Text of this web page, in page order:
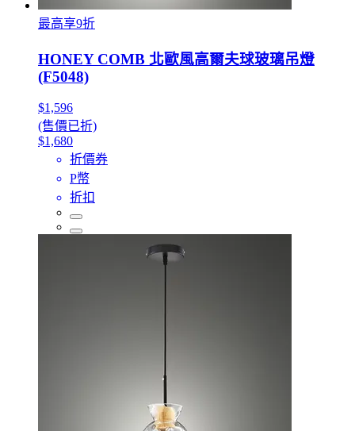
最高享9折
HONEY COMB 北歐風高爾夫球玻璃吊燈
(F5048)
$1,596
(售價已折)
$1,680
折價券
P幣
折扣